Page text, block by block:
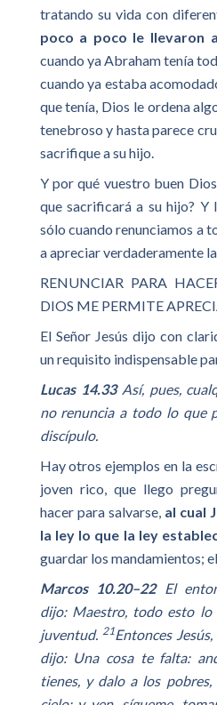
tratando su vida con
poco a poco le llevaron
cuando ya Abraham tenía
cuando ya estaba
que tenía, Dios le ordena
tenebroso y hasta parece
sacrifique a su hijo.
Y por qué vuestro buen
que sacrificará a su hijo? Y
sólo cuando renunciamos a
a apreciar verdaderamente
RENUNCIAR PARA
DIOS ME PERMITE
El Señor Jesús dijo con
un requisito indispensable
Lucas 14.33Así, pues,
no renuncia a todo lo que
discípulo.
Hay otros ejemplos en la
joven rico, que llego
hacer para salvarse, al cual
la ley lo que la ley
guardar los mandamientos;
Marcos 10.20–22El
dijo: Maestro, todo esto lo
juventud. 21Entonces
dijo: Una cosa te falta:
tienes, y dalo a los